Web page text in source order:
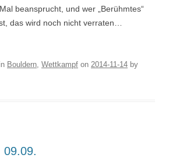
beansprucht, und wer „Berühmtes“
das wird noch nicht verraten…
Bouldern Wettkampf on 2014-11-14 by
09.09.